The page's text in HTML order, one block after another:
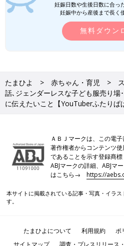
されるそうです。３カ月ほどリカ
ことに心配はありますか？
みっつん あんまり心配はないかな
僕は、親業は18歳までと思ってい
のかわいい姿を見た瞬間から、こ
し、いずれ離れていく人だ、と。
た人間に導いてあげることが僕た
妊娠日数や生後日数に合っ
妊娠中から産後まで長く
無料ダウン
たまひよ 赤ちゃん・育児
話､ジェンダーレスな子ども服売り場
に伝えたいこと【YouTuberふたりぱ
ＡＢＪマークは、この電
著作権者からコンテンツ
であることを示す登録商
ABJマークの詳細、ABJマ
はこちら→https://
本サイトに掲載されている記事・写真・イラ
す。
たまひよについて 利用規約 ポ